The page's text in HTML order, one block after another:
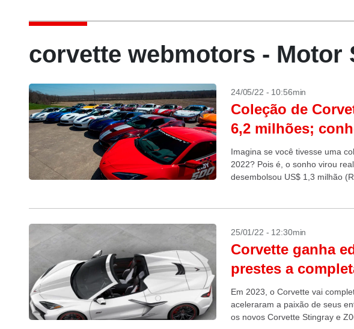
corvette webmotors - Motor
24/05/22 - 10:56min
Coleção de
6,2 milhões;
Imagina se você tivesse uma
2022? Pois é, o sonho virou
desembolsou US$ 1,3 milhão
25/01/22 - 12:30min
Corvette ganha
prestes a
Em 2023, o Corvette vai
aceleraram a paixão de seus
os novos Corvette Stingray e